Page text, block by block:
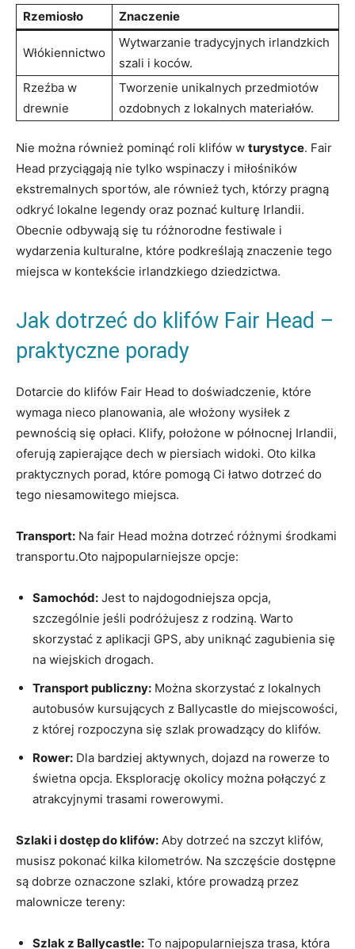
Rzemiosło Znaczenie
Włókiennictwo
Wytwarzanie tradycyjnych irlandzkich
szali i koców.
Rzeźba w
drewnie
Tworzenie unikalnych przedmiotów
ozdobnych z lokalnych materiałów.
Nie można również pominąć roli klifów w turystyce. Fair
Head przyciągają nie tylko wspinaczy i miłośników
ekstremalnych sportów, ale również tych, którzy pragną
odkryć lokalne legendy oraz poznać kulturę Irlandii.
Obecnie odbywają się tu różnorodne festiwale i
wydarzenia kulturalne, które podkreślają znaczenie tego
miejsca w kontekście irlandzkiego dziedzictwa.
Jak dotrzeć do klifów Fair Head –
praktyczne porady
Dotarcie do klifów Fair Head to doświadczenie, które
wymaga nieco planowania, ale włożony wysiłek z
pewnością się opłaci. Klify, położone w północnej Irlandii,
oferują zapierające dech w piersiach widoki. Oto kilka
praktycznych porad, które pomogą Ci łatwo dotrzeć do
tego niesamowitego miejsca.
Transport: Na fair Head można dotrzeć różnymi środkami
transportu.Oto najpopularniejsze opcje:
Samochód: Jest to najdogodniejsza opcja,
szczególnie jeśli podróżujesz z rodziną. Warto
skorzystać z aplikacji GPS, aby uniknąć zagubienia się
na wiejskich drogach.
Transport publiczny: Można skorzystać z lokalnych
autobusów kursujących z Ballycastle do miejscowości,
z której rozpoczyna się szlak prowadzący do klifów.
Rower: Dla bardziej aktywnych, dojazd na rowerze to
świetna opcja. Eksplorację okolicy można połączyć z
atrakcyjnymi trasami rowerowymi.
Szlaki i dostęp do klifów: Aby dotrzeć na szczyt klifów,
musisz pokonać kilka kilometrów. Na szczęście dostępne
są dobrze oznaczone szlaki, które prowadzą przez
malownicze tereny:
Szlak z Ballycastle: To najpopularniejsza trasa, która